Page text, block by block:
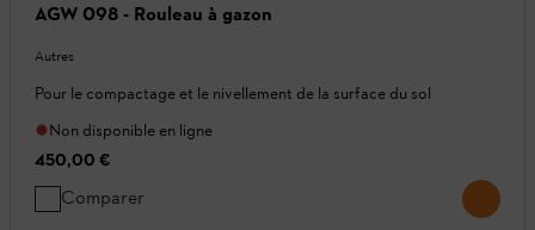
AGW 098 - Rouleau à gazon
Autres
Pour le compactage et le nivellement de la surface du sol
Non disponible en ligne
450,00 €
Comparer